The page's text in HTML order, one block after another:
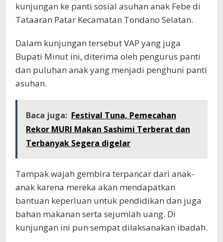
kunjungan ke panti sosial asuhan anak Febe di
Tataaran Patar Kecamatan Tondano Selatan.
Dalam kunjungan tersebut VAP yang juga
Bupati Minut ini, diterima oleh pengurus panti
dan puluhan anak yang menjadi penghuni panti
asuhan.
Baca juga: Festival Tuna, Pemecahan
Rekor MURI Makan Sashimi Terberat dan
Terbanyak Segera digelar
Tampak wajah gembira terpancar dari anak-
anak karena mereka akan mendapatkan
bantuan keperluan untuk pendidikan dan juga
bahan makanan serta sejumlah uang. Di
kunjungan ini pun sempat dilaksanakan ibadah.